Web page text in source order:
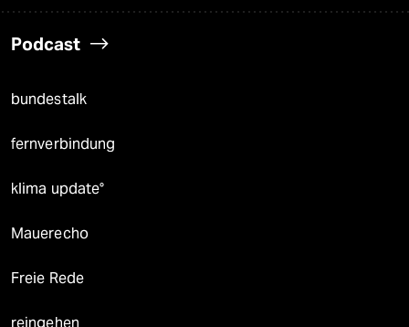
Podcast
bundestalk
fernverbindung
klima update°
Mauerecho
Freie Rede
reingehen